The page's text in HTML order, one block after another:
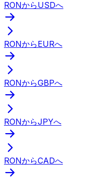
RONからUSDへ
RONからEURへ
RONからGBPへ
RONからJPYへ
RONからCADへ